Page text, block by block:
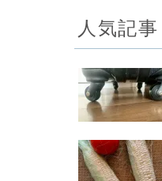
人気記事